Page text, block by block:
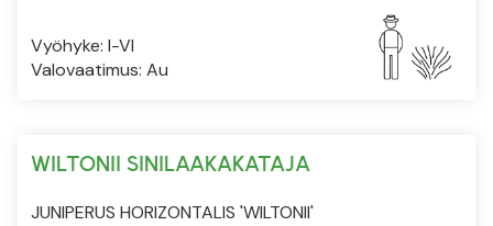
Vyöhyke: I-VI
Valovaatimus: Au
WILTONII SINILAAKAKATAJA
JUNIPERUS HORIZONTALIS 'WILTONII'